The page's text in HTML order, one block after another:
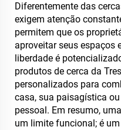
Diferentemente das
exigem atenção
permitem que os
aproveitar seus espaços
liberdade é
produtos de cerca da
personalizados para
casa, sua paisagística
pessoal. Em resumo,
um limite funcional; é